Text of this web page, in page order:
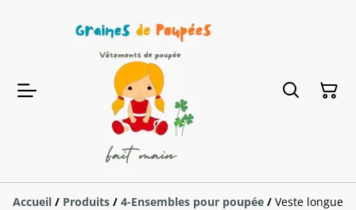
Accueil / Produits / 4-Ensembles pour poupée / Veste longue